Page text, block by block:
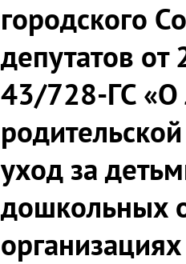
городского
депутатов
43/728-ГС «О
уход за
дошкольных